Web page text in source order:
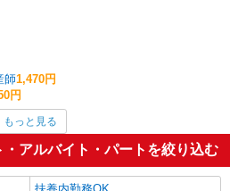
師1,470円
円
もっと見る
アルバイト・パートを絞り込む